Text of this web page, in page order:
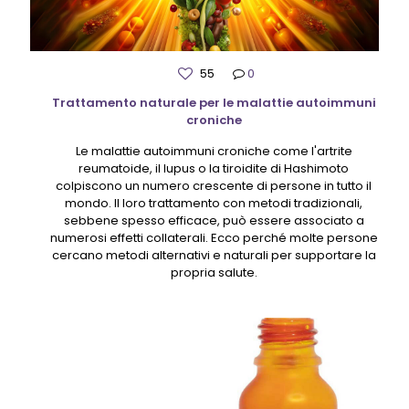
55
0
Trattamento naturale per le malattie autoimmuni
croniche
Le malattie autoimmuni croniche come l'artrite
reumatoide, il lupus o la tiroidite di Hashimoto
colpiscono un numero crescente di persone in tutto il
mondo. Il loro trattamento con metodi tradizionali,
sebbene spesso efficace, può essere associato a
numerosi effetti collaterali. Ecco perché molte persone
cercano metodi alternativi e naturali per supportare la
propria salute.